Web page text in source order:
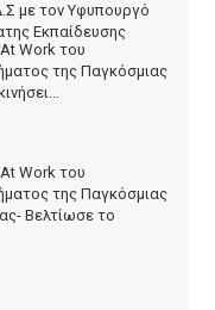
Work του
της Παγκόσμιας
Work του
της Παγκόσμιας
Βελτίωσε το
με τον Υφυπουργό
Εκπαίδευσης